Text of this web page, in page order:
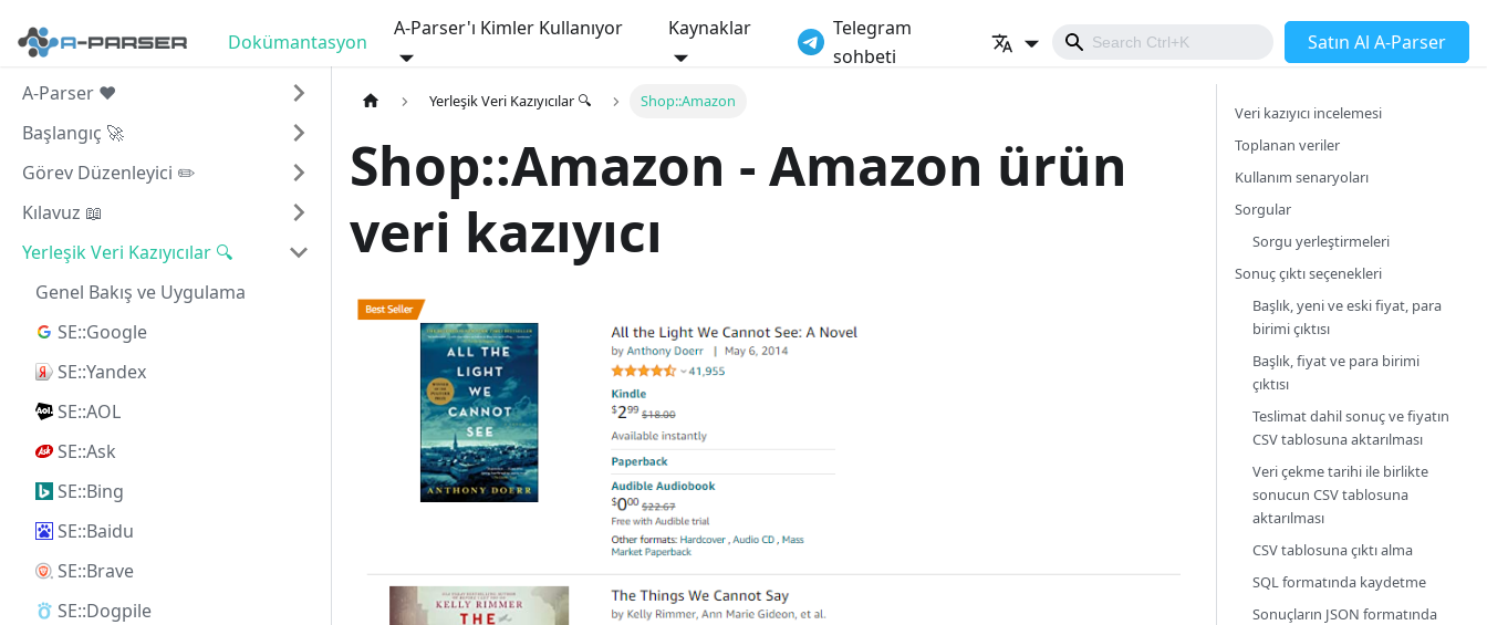
Dokümantasyon
A-Parser'ı Kimler Kullanıyor Kaynaklar
Telegram
sohbeti
Satın Al A-Parser
A-Parser ❤️
Başlangıç 🚀
Görev Düzenleyici ✏️
Kılavuz 📖
Yerleşik Veri Kazıyıcılar 🔍
Genel Bakış ve Uygulama
SE::Google
SE::Yandex
SE::AOL
SE::Ask
SE::Bing
SE::Baidu
SE::Brave
SE::Dogpile
Yerleşik Veri Kazıyıcılar 🔍 Shop::Amazon
Shop::Amazon - Amazon ürün
veri kazıyıcı
Veri kazıyıcı incelemesi
Toplanan veriler
Kullanım senaryoları
Sorgular
Sorgu yerleştirmeleri
Sonuç çıktı seçenekleri
Başlık, yeni ve eski fiyat, para
birimi çıktısı
Başlık, fiyat ve para birimi
çıktısı
Teslimat dahil sonuç ve fiyatın
CSV tablosuna aktarılması
Veri çekme tarihi ile birlikte
sonucun CSV tablosuna
aktarılması
CSV tablosuna çıktı alma
SQL formatında kaydetme
Sonuçların JSON formatında